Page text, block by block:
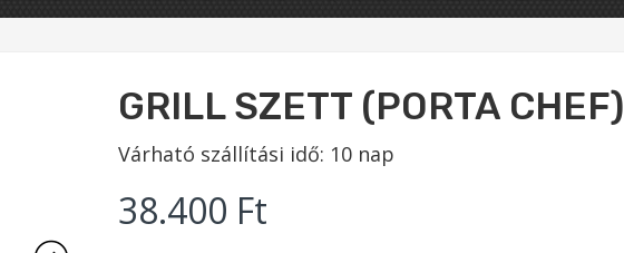
GRILL SZETT (PORTA CHEF)
Várható szállítási idő: 10 nap
38.400 Ft